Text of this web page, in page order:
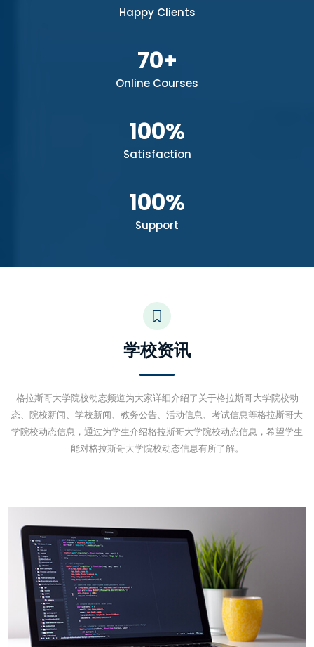
Happy Clients
70+
Online Courses
100%
Satisfaction
100%
Support
学校资讯
格拉斯哥大学院校动态频道为大家详细介绍了关于格拉斯哥大学院校动
态、院校新闻、学校新闻、教务公告、活动信息、考试信息等格拉斯哥大
学院校动态信息，通过为学生介绍格拉斯哥大学院校动态信息，希望学生
能对格拉斯哥大学院校动态信息有所了解。